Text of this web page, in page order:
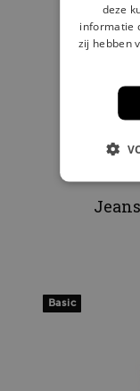
Basic
deze
informatie
zij hebben